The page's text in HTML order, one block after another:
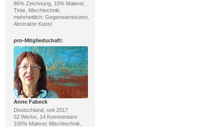
86% Zeichnung, 10% Malerei;
Tinte, Mischtechnik;
mehrheitlich: Gegenwartskunst,
Abstrakte Kunst
pro-Mitgliedschaft:
Anne Fabeck
Deutschland, seit 2017
52 Werke, 14 Kommentare
100% Malerei; Mischtechnik,